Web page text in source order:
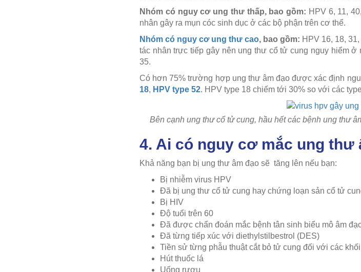
Nhóm có nguy cơ ung thư thấp, bao gồm: HPV 6, 11,
nhân gây ra mụn cóc sinh dục ở các bộ phận trên cơ thể.
Nhóm có nguy cơ ung thư cao, bao gồm: HPV 16, 18,
tác nhân trực tiếp gây nên ung thư cổ tử cung nguy hiểm
35.
Có hơn 75% trường hợp ung thư âm đạo được xác định
18, HPV type 52. HPV type 18 chiếm tới 30% so với các
Bên cạnh ung thư cổ tử cung, hầu hết các bệnh ung thư
4. Ai có nguy cơ mắc ung thư
Khả năng bạn bị ung thư âm đạo sẽ tăng lên nếu bạn:
Bị nhiễm virus HPV
Đã bị ung thư cổ tử cung hay chứng loạn sản cổ tử
Bị HIV
Độ tuổi trên 60
Đã được chẩn đoán mắc bệnh tân sinh biểu mô âm
Đã từng tiếp xúc với diethylstilbestrol (DES)
Tiền sử từng phẫu thuật cắt bỏ tử cung đối với các
Hút thuốc lá
Uống rượu